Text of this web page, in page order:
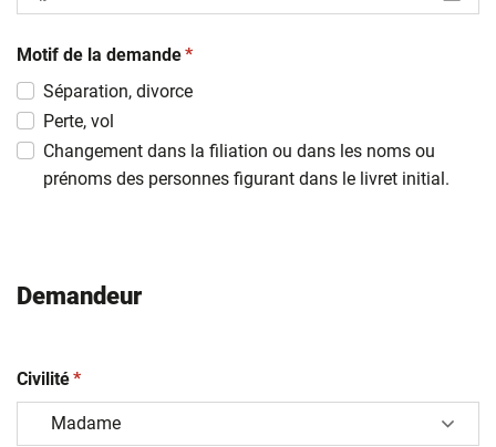
slash
MM
slash
AAAA
Motif de la demande(obligatoire)
*
Séparation, divorce
Perte, vol
Changement dans la filiation ou dans les noms ou
prénoms des personnes figurant dans le livret initial.
Demandeur
Civilité(obligatoire)
*